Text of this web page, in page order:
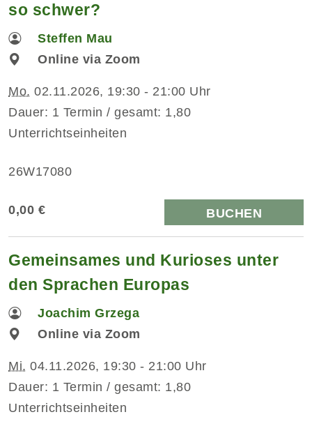
so schwer?
Steffen Mau
Online via Zoom
Mo. 02.11.2026, 19:30 - 21:00 Uhr
Dauer: 1 Termin / gesamt: 1,80
Unterrichtseinheiten
26W17080
0,00 € BUCHEN
Gemeinsames und Kurioses unter
den Sprachen Europas
Joachim Grzega
Online via Zoom
Mi. 04.11.2026, 19:30 - 21:00 Uhr
Dauer: 1 Termin / gesamt: 1,80
Unterrichtseinheiten